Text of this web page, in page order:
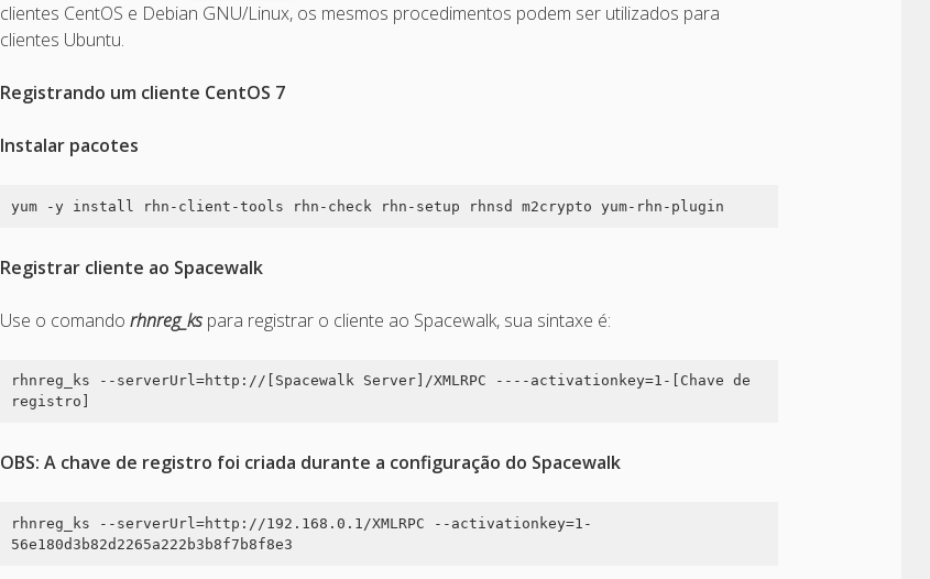
clientes CentOS e Debian GNU/Linux, os mesmos procedimentos podem ser utilizados para
clientes Ubuntu.
Registrando um cliente CentOS 7
Instalar pacotes
yum -y install rhn-client-tools rhn-check rhn-setup rhnsd m2crypto yum-rhn-plugin
Registrar cliente ao Spacewalk
Use o comandorhnreg_ks para registrar o cliente ao Spacewalk, sua sintaxe é:
rhnreg_ks --serverUrl=http://[Spacewalk Server]/XMLRPC ----activationkey=1-[Chave de
registro]
OBS: A chave de registro foi criada durante a configuração do Spacewalk
rhnreg_ks --serverUrl=http://192.168.0.1/XMLRPC --activationkey=1-
56e180d3b82d2265a222b3b8f7b8f8e3